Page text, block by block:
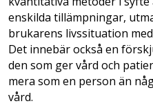
enskilda tillämpningar,
brukarens livssituation
Det innebär också en
den som ger vård och
mera som en person än
vård.